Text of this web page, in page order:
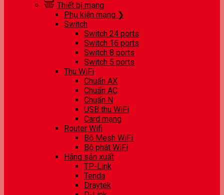
Thiết bị mạng
Phụ kiện mạng ❯
Switch
Switch 24 ports
Switch 16 ports
Switch 8 ports
Switch 5 ports
Thu WiFi
Chuẩn AX
Chuẩn AC
Chuẩn N
USB thu WiFi
Card mạng
Router Wifi
Bộ Mesh WiFi
Bộ phát WiFi
Hãng sản xuất
TP-Link
Tenda
Draytek